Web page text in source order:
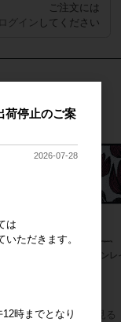
ご注文には
ログイン してください
フィン
てのおすすめ商品を見る
荷停止のご案
2026-07-28
は
ただきます。
時までとなり